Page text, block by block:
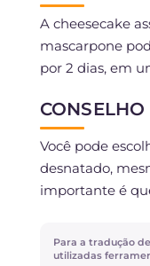
A cheesecake
mascarpone
por 2 dias, em
Não é
CONSELHO
Você pode
desnatado,
importante é
Não
Para a tradução
utilizadas